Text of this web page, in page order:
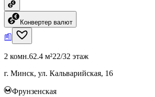
Конвертер валют
2 комн.62.4 м²22/32 этаж
г. Минск, ул. Кальварийская, 16
Фрунзенская